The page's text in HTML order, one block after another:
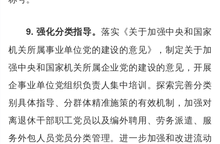
9. 强化分类指导。 落实《关于加强中央和国家
机关所属事业单位党的建设的意见》，制定关于加
强中央和国家机关所属企业党的建设的意见，开展
企事业单位党组织负责人集中培训。探索完善分类
别具体指导、分群体精准施策的有效机制，加强对
离退休干部职工党员以及编外聘用、劳务派遣、服
务外包人员党员分类管理。进一步加强和改进流动